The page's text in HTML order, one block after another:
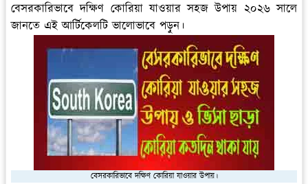
বেসরকারিভাবে দক্ষিণ কোরিয়া যাওয়ার সহজ উপায় ২০২৬ সালে
জানতে এই আর্টিকেলটি ভালোভাবে পড়ুন।
বেসরকারিভাবে দক্ষিণ কোরিয়া যাওয়ার উপায়।